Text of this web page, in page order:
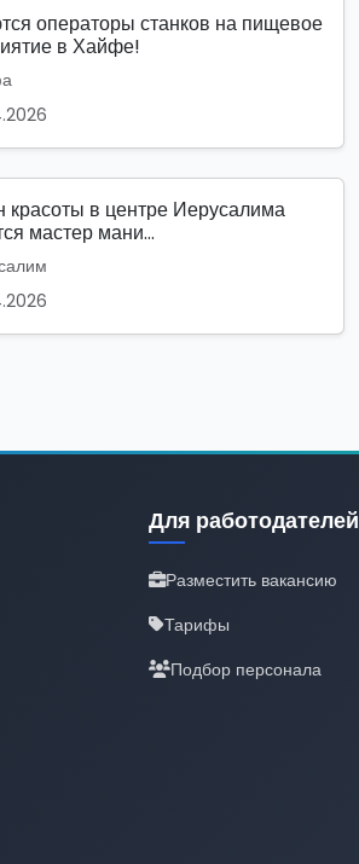
операторы станков на пищевое
в Хайфе!
красоты в центре Иерусалима
мастер мани...
Для работодателей
Разместить вакансию
Тарифы
Подбор персонала